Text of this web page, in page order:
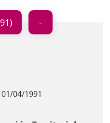
04/1991